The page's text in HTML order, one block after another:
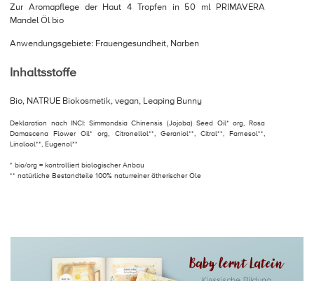
Zur Aromapflege der Haut 4 Tropfen in 50 ml PRIMAVERA
Mandel Öl bio
Anwendungsgebiete: Frauengesundheit, Narben
Inhaltsstoffe
Bio, NATRUE Biokosmetik, vegan, Leaping Bunny
Deklaration nach INCI: Simmondsia Chinensis (Jojoba) Seed Oil* org, Rosa
Damascena Flower Oil* org, Citronellol**, Geraniol**, Citral**, Farnesol**,
Linalool**, Eugenol**
* bio/org = kontrolliert biologischer Anbau
** natürliche Bestandteile 100% naturreiner ätherischer Öle